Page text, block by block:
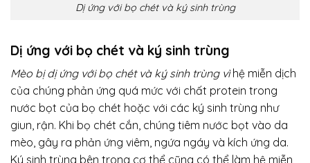
Dị ứng với bọ chét và ký sinh trùng
Dị ứng với bọ chét và ký sinh trùng
Mèo bị dị ứng với bọ chét và ký sinh trùng vìhệ miễn dịch
của chúng phản ứng quá mức với chất protein trong
nước bọt của bọ chét hoặc với các ký sinh trùng như
giun, rận. Khi bọ chét cắn, chúng tiêm nước bọt vào da
mèo, gây ra phản ứng viêm, ngứa ngáy và kích ứng da.
Ký sinh trùng bên trong cơ thể cũng có thể làm hệ miễn